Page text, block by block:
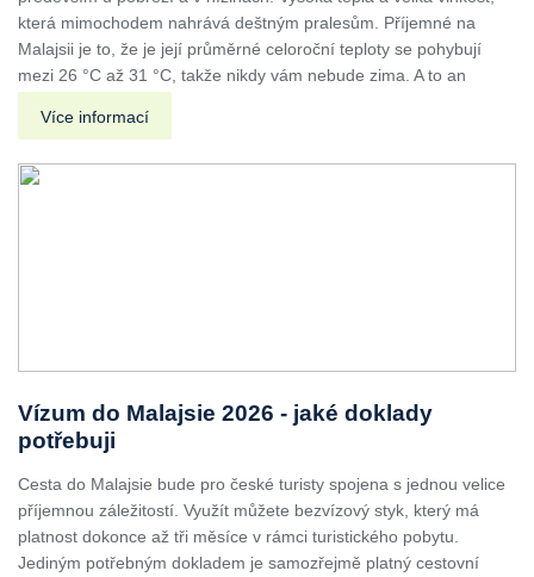
která mimochodem nahrává deštným pralesům. Příjemné na
Malajsii je to, že je její průměrné celoroční teploty se pohybují
mezi 26 °C až 31 °C, takže nikdy vám nebude zima. A to an
Více informací
Vízum do Malajsie 2026 - jaké doklady
potřebuji
Cesta do Malajsie bude pro české turisty spojena s jednou velice
příjemnou záležitostí. Využít můžete bezvízový styk, který má
platnost dokonce až tři měsíce v rámci turistického pobytu.
Jediným potřebným dokladem je samozřejmě platný cestovní